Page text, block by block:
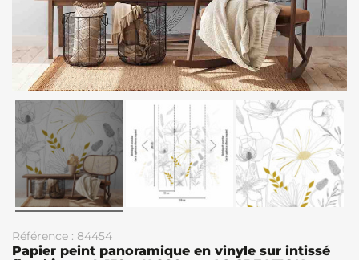
Référence : 84454
Papier peint panoramique en vinyle sur intissé